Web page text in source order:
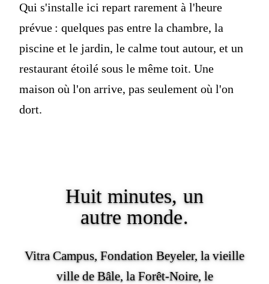
Qui s'installe ici repart rarement à l'heure
prévue : quelques pas entre la chambre, la
piscine et le jardin, le calme tout autour, et un
restaurant étoilé sous le même toit. Une
maison où l'on arrive, pas seulement où l'on
dort.
Huit minutes, un
autre monde.
Vitra Campus, Fondation Beyeler, la vieille
ville de Bâle, la Forêt-Noire, le